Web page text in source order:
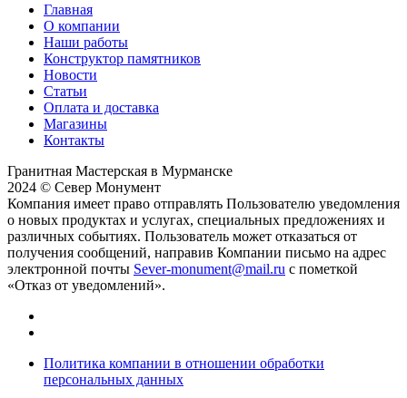
Главная
О компании
Наши работы
Конструктор памятников
Новости
Статьи
Оплата и доставка
Магазины
Контакты
Гранитная Мастерская в Мурманске
2024 © Север Монумент
Компания имеет право отправлять Пользователю уведомления
о новых продуктах и услугах, специальных предложениях и
различных событиях. Пользователь может отказаться от
получения сообщений, направив Компании письмо на адрес
электронной почты Sever-monument@mail.ru с пометкой
«Отказ от уведомлений».
Политика компании в отношении обработки
персональных данных